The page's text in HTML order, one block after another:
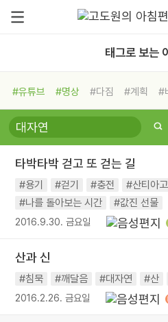
태그로 보는
#유튜브 #명상 #다짐 #계획 #
#비전캠프
#독서캠프 #삶
#희망
#나눔 #친구 #링컨학교
#독서
#건강 #면역력
타박타박 걷고 또 걷는 길
#용기 #걷기 #충전 #산티아고
#나를 돌아보는 시간
#값진 선물
2016.9.30. 금요일
산과 신
#침묵 #깨달음 #대자연 #산
2016.2.26. 금요일